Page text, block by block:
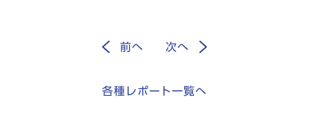
前へ 次へ
各種レポート一覧へ